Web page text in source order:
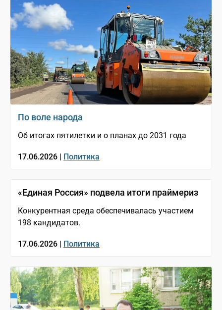
По воле народа
Об итогах пятилетки и о планах до 2031 года
17.06.2026 | Политика
«Единая Россия» подвела итоги праймериз
Конкурентная среда обеспечивалась участием
198 кандидатов.
17.06.2026 | Политика